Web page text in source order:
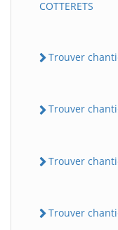
COTTERETS
Trouver
Trouver
Trouver
Trouver